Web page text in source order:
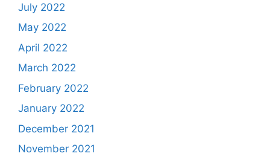
July 2022
May 2022
April 2022
March 2022
February 2022
January 2022
December 2021
November 2021